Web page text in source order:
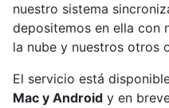
nuestro sistema
depositemos en ella con
la nube y nuestros otros
El servicio está
Mac y Android y en